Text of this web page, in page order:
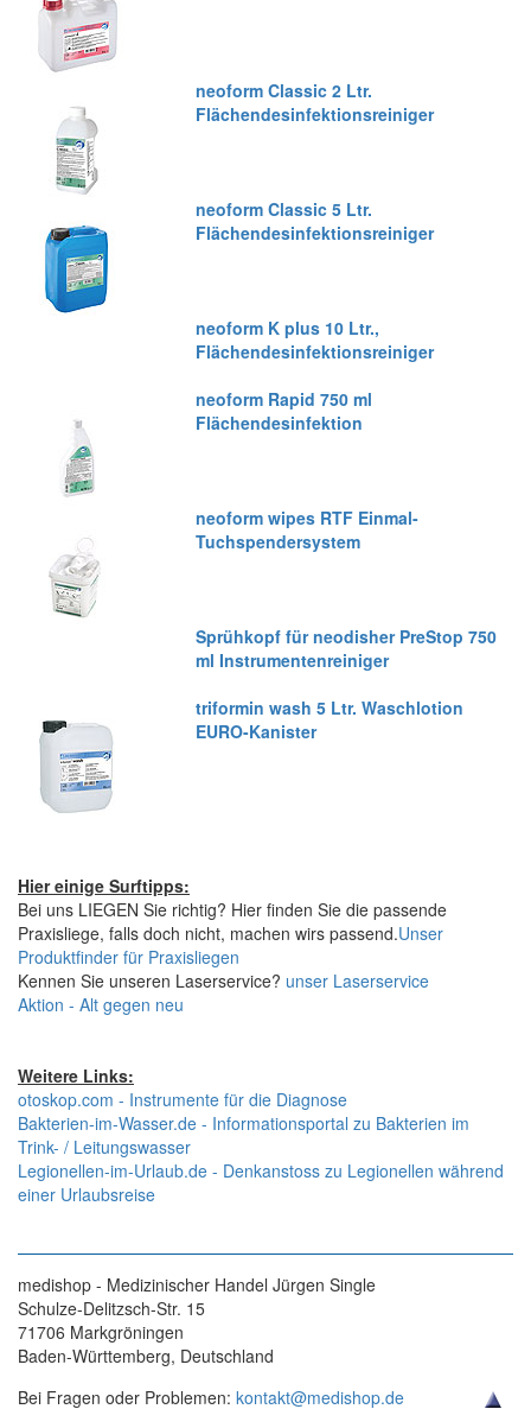
neoform Classic 2 Ltr.
Flächendesinfektionsreiniger
neoform Classic 5 Ltr.
Flächendesinfektionsreiniger
neoform K plus 10 Ltr.,
Flächendesinfektionsreiniger
neoform Rapid 750 ml
Flächendesinfektion
neoform wipes RTF Einmal-
Tuchspendersystem
Sprühkopf für neodisher PreStop 750
ml Instrumentenreiniger
triformin wash 5 Ltr. Waschlotion
EURO-Kanister
Hier einige Surftipps:
Bei uns LIEGEN Sie richtig? Hier finden Sie die passende
Praxisliege, falls doch nicht, machen wirs passend.Unser
Produktfinder für Praxisliegen
Kennen Sie unseren Laserservice? unser Laserservice
Aktion - Alt gegen neu
Weitere Links:
otoskop.com - Instrumente für die Diagnose
Bakterien-im-Wasser.de - Informationsportal zu Bakterien im
Trink- / Leitungswasser
Legionellen-im-Urlaub.de - Denkanstoss zu Legionellen während
einer Urlaubsreise
medishop - Medizinischer Handel Jürgen Single
Schulze-Delitzsch-Str. 15
71706 Markgröningen
Baden-Württemberg, Deutschland
Bei Fragen oder Problemen: kontakt@medishop.de